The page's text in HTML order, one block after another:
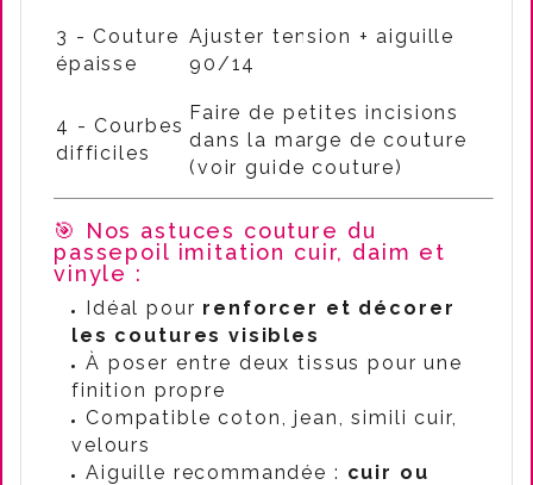
3 - Couture
épaisse
Ajuster tension + aiguille
90/14
4 - Courbes
difficiles
Faire de petites incisions
dans la marge de couture
(voir guide couture)
🎯 Nos astuces couture du
passepoil imitation cuir, daim et
vinyle :
Idéal pour renforcer et décorer
les coutures visibles
À poser entre deux tissus pour une
finition propre
Compatible coton, jean, simili cuir,
velours
Aiguille recommandée : cuir ou